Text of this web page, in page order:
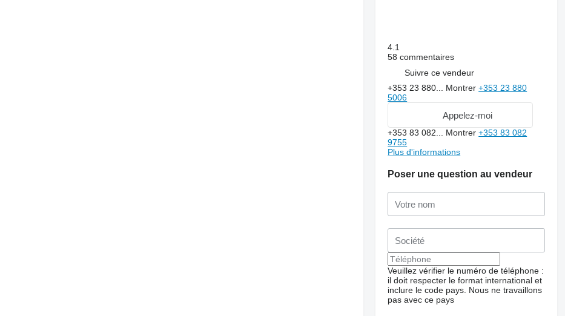
4.1
58 commentaires
Suivre ce vendeur
+353 23 880... Montrer+353 23 880
5006
Appelez-moi
+353 83 082... Montrer+353 83 082
9755
Plus d'informations
Poser une question au vendeur
Veuillez vérifier le numéro de téléphone :
il doit respecter le format international et
inclure le code pays. Nous ne travaillons
pas avec ce pays